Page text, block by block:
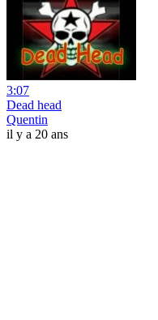
3:07
Dead head
Quentin
il y a 20 ans